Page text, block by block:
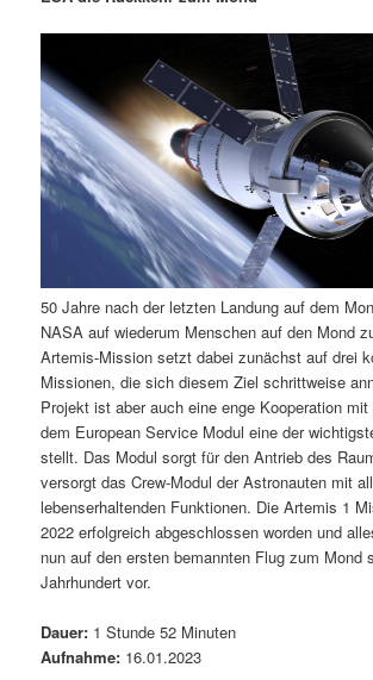
r
e
n
n
h
a
l
t
s
r
d
ä
r
n
I
n
h
a
l
s
n
a
v
i
g
a
t
i
o
50 Jahre nach der letzten Landung auf dem
NASA auf wiederum Menschen auf den Mond
Artemis-Mission setzt dabei zunächst auf drei
Missionen, die sich diesem Ziel schrittweise
Projekt ist aber auch eine enge Kooperation
dem European Service Modul eine der
stellt. Das Modul sorgt für den Antrieb des
versorgt das Crew-Modul der Astronauten mit
lebenserhaltenden Funktionen. Die Artemis 1
2022 erfolgreich abgeschlossen worden und
nun auf den ersten bemannten Flug zum Mond
Jahrhundert vor.
Dauer: 1 Stunde 52 Minuten
Aufnahme: 16.01.2023